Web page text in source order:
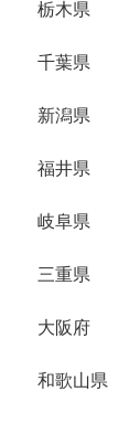
栃木県
千葉県
新潟県
福井県
岐阜県
三重県
大阪府
和歌山県